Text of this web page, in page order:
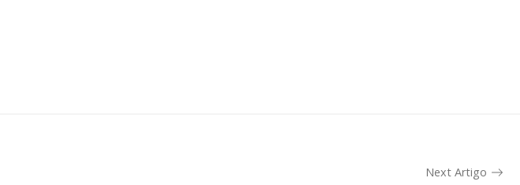
Next Artigo